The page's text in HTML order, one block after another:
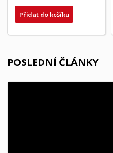
Přidat do košíku
POSLEDNÍ ČLÁNKY